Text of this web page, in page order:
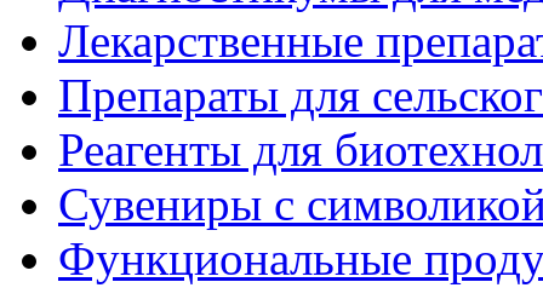
Лекарственные
Препараты для
Реагенты для
Сувениры с
Функциональные